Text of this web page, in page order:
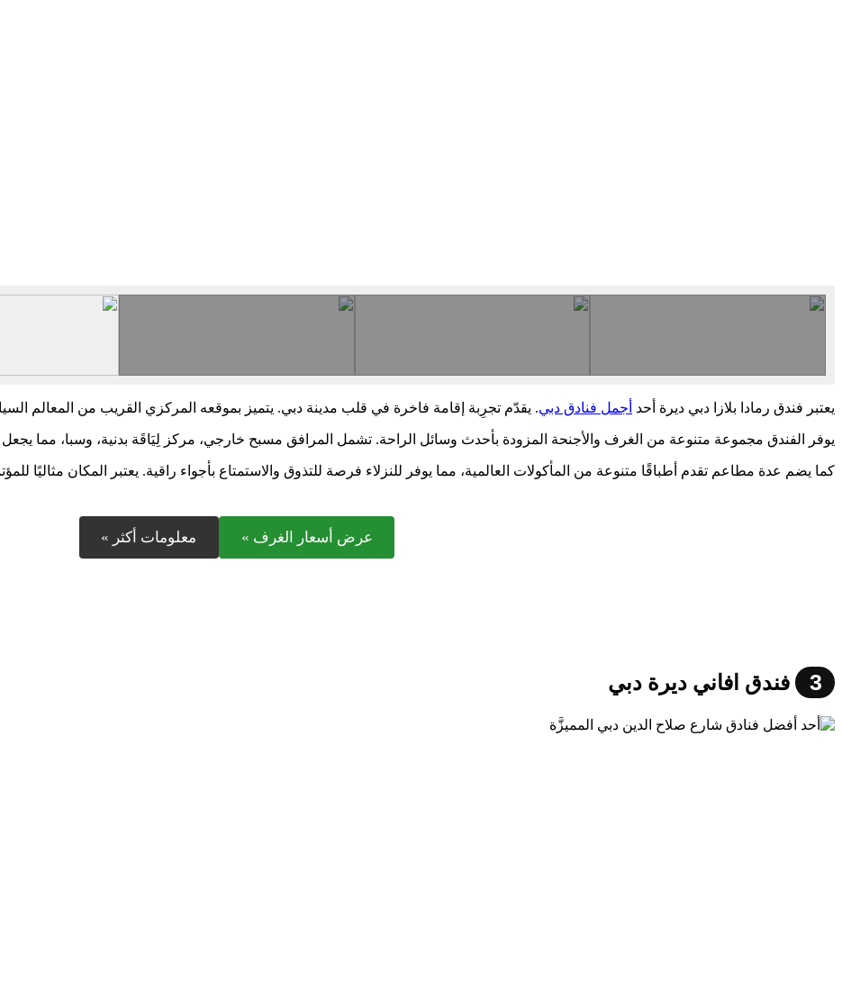
يعتبر فندق رمادا بلازا دبي ديرة أحد أجمل فنادق دبي. يقدّم تجرِبة إقامة فاخرة في قلب مدينة دبي. يتميز بموقعه المركزي القريب من المعالم
يوفر الفندق مجموعة متنوعة من الغرف والأجنحة المزودة بأحدث وسائل الراحة. تشمل المرافق مسبح خارجي، مركز لِيَاقَة بدنية، وسبا، مما يجعل
كما يضم عدة مطاعم تقدم أطباقًا متنوعة من المأكولات العالمية، مما يوفر للنزلاء فرصة للتذوق والاستمتاع بأجواء راقية. يعتبر المكان مثاليًا
عرض أسعار الغرف » معلومات أكثر »
3 فندق افاني ديرة دبي